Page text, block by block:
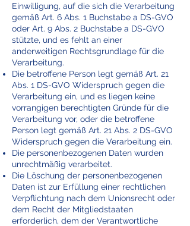
Einwilligung, auf die sich die Verarbeitung
gemäß Art. 6 Abs. 1 Buchstabe a DS-GVO
oder Art. 9 Abs. 2 Buchstabe a DS-GVO
stützte, und es fehlt an einer
anderweitigen Rechtsgrundlage für die
Verarbeitung.
Die betroffene Person legt gemäß Art. 21
Abs. 1 DS-GVO Widerspruch gegen die
Verarbeitung ein, und es liegen keine
vorrangigen berechtigten Gründe für die
Verarbeitung vor, oder die betroffene
Person legt gemäß Art. 21 Abs. 2 DS-GVO
Widerspruch gegen die Verarbeitung ein.
Die personenbezogenen Daten wurden
unrechtmäßig verarbeitet.
Die Löschung der personenbezogenen
Daten ist zur Erfüllung einer rechtlichen
Verpflichtung nach dem Unionsrecht oder
dem Recht der Mitgliedstaaten
erforderlich, dem der Verantwortliche